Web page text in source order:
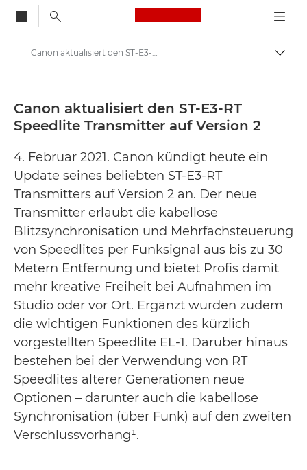
Canon Logo, back
Auf
Newsroom
Pressemitteilungen – Canon Newsroom
Canon aktualisiert den ST-E3-RT Speedlite Transmitter auf Version 2 - Canon Presse Center
Canon aktualisiert den ST-E3-RT
Speedlite Transmitter auf Version 2
4. Februar 2021. Canon kündigt heute ein
Update seines beliebten ST-E3-RT
Transmitters auf Version 2 an. Der neue
Transmitter erlaubt die kabellose
Blitzsynchronisation und Mehrfachsteuerung
von Speedlites per Funksignal aus bis zu 30
Metern Entfernung und bietet Profis damit
mehr kreative Freiheit bei Aufnahmen im
Studio oder vor Ort. Ergänzt wurden zudem
die wichtigen Funktionen des kürzlich
vorgestellten Speedlite EL-1. Darüber hinaus
bestehen bei der Verwendung von RT
Speedlites älterer Generationen neue
Optionen – darunter auch die kabellose
Synchronisation (über Funk) auf den zweiten
Verschlussvorhang¹.